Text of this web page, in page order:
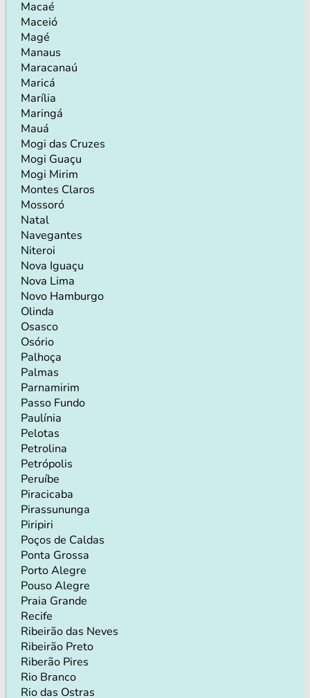
Macaé
Maceió
Magé
Manaus
Maracanaú
Maricá
Marília
Maringá
Mauá
Mogi das Cruzes
Mogi Guaçu
Mogi Mirim
Montes Claros
Mossoró
Natal
Navegantes
Niteroi
Nova Iguaçu
Nova Lima
Novo Hamburgo
Olinda
Osasco
Osório
Palhoça
Palmas
Parnamirim
Passo Fundo
Paulínia
Pelotas
Petrolina
Petrópolis
Peruíbe
Piracicaba
Pirassununga
Piripiri
Poços de Caldas
Ponta Grossa
Porto Alegre
Pouso Alegre
Praia Grande
Recife
Ribeirão das Neves
Ribeirão Preto
Riberão Pires
Rio Branco
Rio das Ostras